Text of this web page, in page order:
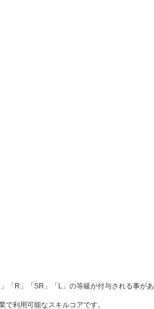
「R」「SR」「L」の等級が付与される事があ
で利用可能なスキルコアです。